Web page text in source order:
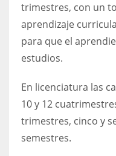
trimestres, con un
aprendizaje
para que el
estudios.
En licenciatura las
10 y 12
trimestres, cinco y
semestres.